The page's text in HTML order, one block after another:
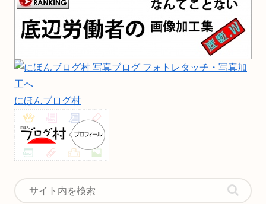
にほんブログ村